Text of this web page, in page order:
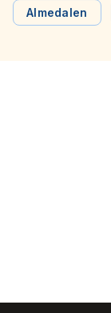
lösa effektivare.
seminarium
Almedalen